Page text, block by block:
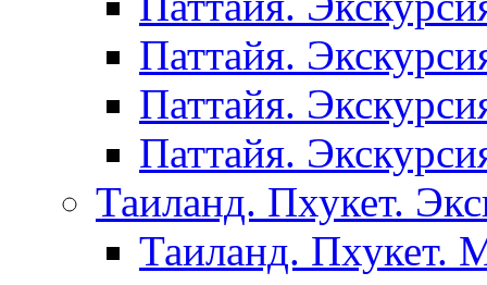
Паттайя.
Паттайя.
Паттайя.
Таиланд. Пхукет.
Таиланд. Пхукет.